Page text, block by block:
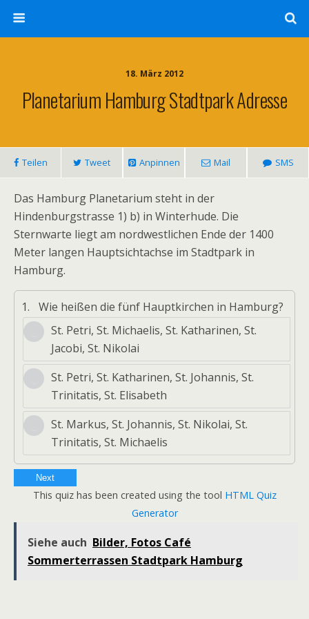
18. März 2012
Planetarium Hamburg Stadtpark Adresse
Teilen Tweet Anpinnen Mail SMS
Das Hamburg Planetarium steht in der
Hindenburgstrasse 1) b) in Winterhude. Die
Sternwarte liegt am nordwestlichen Ende der 1400
Meter langen Hauptsichtachse im Stadtpark in
Hamburg.
1.
Wie heißen die fünf Hauptkirchen in Hamburg?
St. Petri, St. Michaelis, St. Katharinen, St.
Jacobi, St. Nikolai
St. Petri, St. Katharinen, St. Johannis, St.
Trinitatis, St. Elisabeth
St. Markus, St. Johannis, St. Nikolai, St.
Trinitatis, St. Michaelis
Next
This quiz has been created using the tool HTML Quiz
Generator
Siehe auch Bilder, Fotos Café
Sommerterrassen Stadtpark Hamburg